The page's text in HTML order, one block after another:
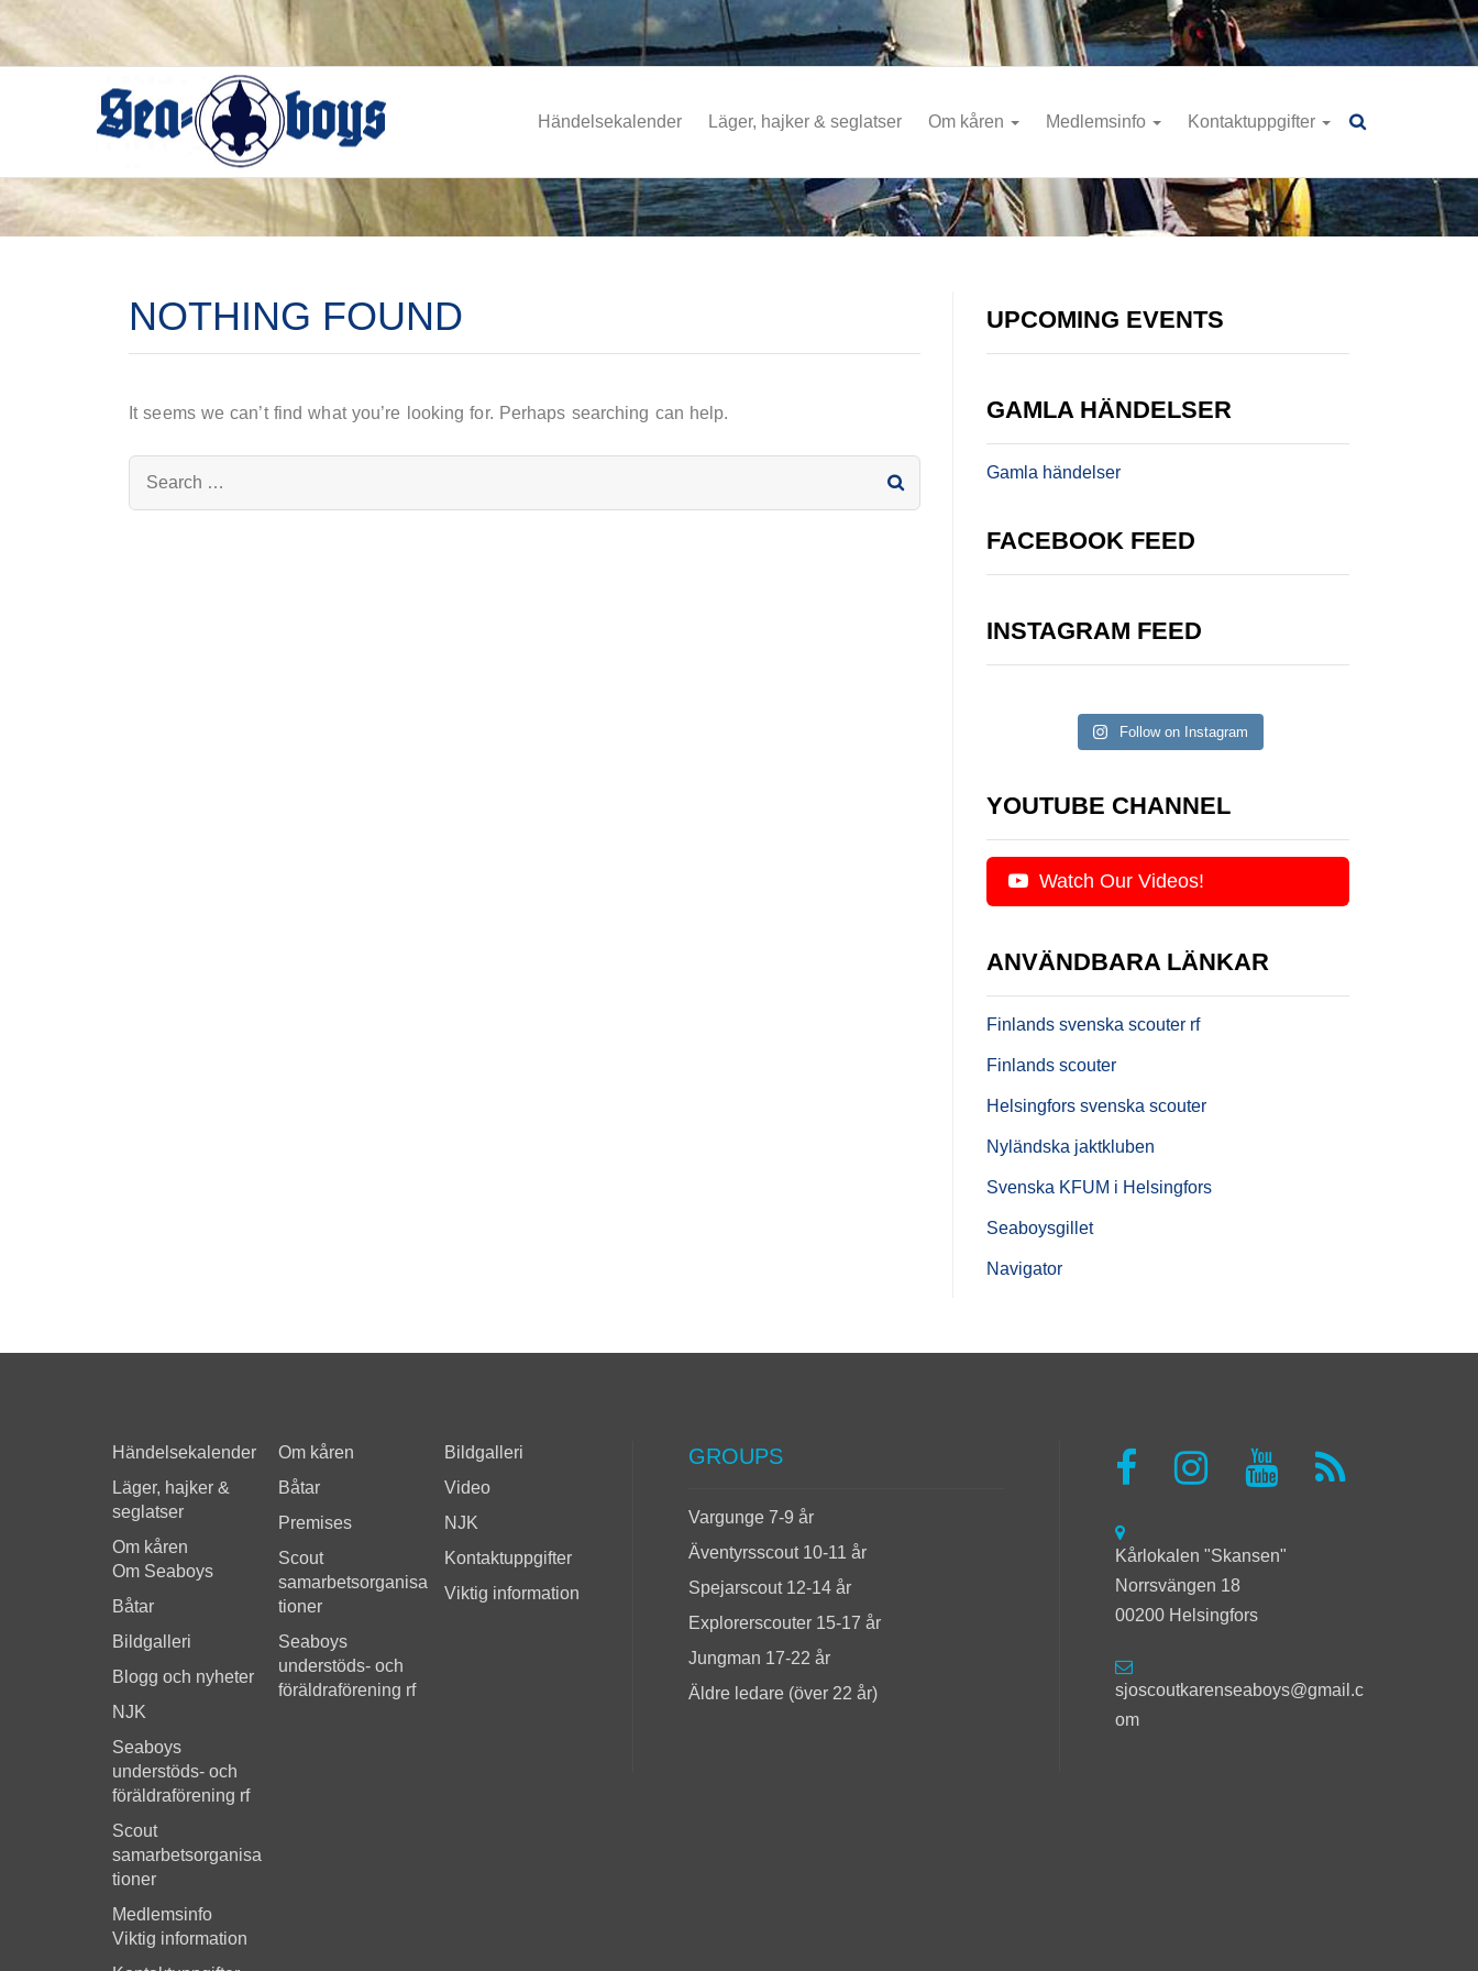
to
content
Händelsekalender Läger, hajker & seglatser Om kåren Medlemsinfo Kontaktuppgifter
NOTHING FOUND
It seems we can’t find what you’re looking for. Perhaps searching can help.
for:
UPCOMING EVENTS
GAMLA HÄNDELSER
Gamla händelser
FACEBOOK FEED
INSTAGRAM FEED
Follow on Instagram
YOUTUBE CHANNEL
Watch Our Videos!
ANVÄNDBARA LÄNKAR
Finlands svenska scouter rf
Finlands scouter
Helsingfors svenska scouter
Nyländska jaktkluben
Svenska KFUM i Helsingfors
Seaboysgillet
Navigator
Händelsekalender
Läger, hajker &
seglatser
Om kåren
Om Seaboys
Båtar
Bildgalleri
Blogg och nyheter
NJK
Seaboys
understöds- och
föräldraförening rf
Scout
samarbetsorganisa
tioner
Medlemsinfo
Viktig information
Om kåren
Båtar
Premises
Scout
samarbetsorganisa
tioner
Seaboys
understöds- och
föräldraförening rf
Bildgalleri
Video
NJK
Kontaktuppgifter
Viktig information
GROUPS
Vargunge 7-9 år
Äventyrsscout 10-11 år
Spejarscout 12-14 år
Explorerscouter 15-17 år
Jungman 17-22 år
Äldre ledare (över 22 år)
Kårlokalen "Skansen"
Norrsvängen 18
00200 Helsingfors
sjoscoutkarenseaboys@gmail.c
om